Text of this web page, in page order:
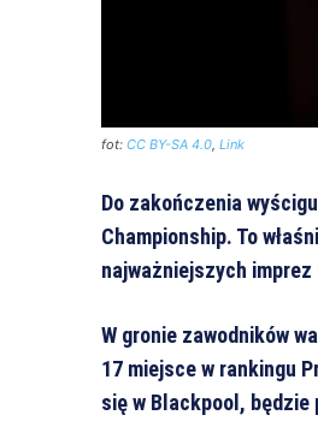
fot: CC BY-SA 4.0, Link
Do zakończenia
Championship. To
najważniejszych imprez
W gronie zawodników
17 miejsce w rankingu
się w Blackpool, będzie